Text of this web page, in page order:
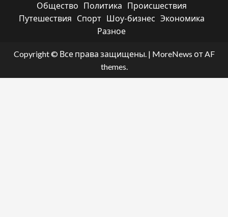
Общество
Политика
Происшествия
Путешествия
Спорт Шоу-бизнес Экономика
Разное
Copyright © Все права защищены. | MoreNews от AF
themes.